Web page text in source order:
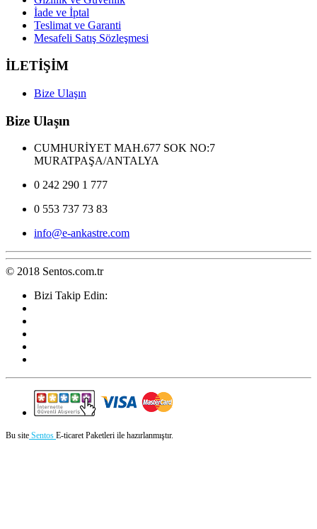
İade ve İptal
Teslimat ve Garanti
Mesafeli Satış Sözleşmesi
İLETİŞİM
Bize Ulaşın
Bize Ulaşın
CUMHURİYET MAH.677 SOK NO:7
MURATPAŞA/ANTALYA
0 242 290 1 777
0 553 737 73 83
info@e-ankastre.com
© 2018 Sentos.com.tr
Bizi Takip Edin:
Bu site Sentos E-ticaret Paketleri ile hazırlanmıştır.